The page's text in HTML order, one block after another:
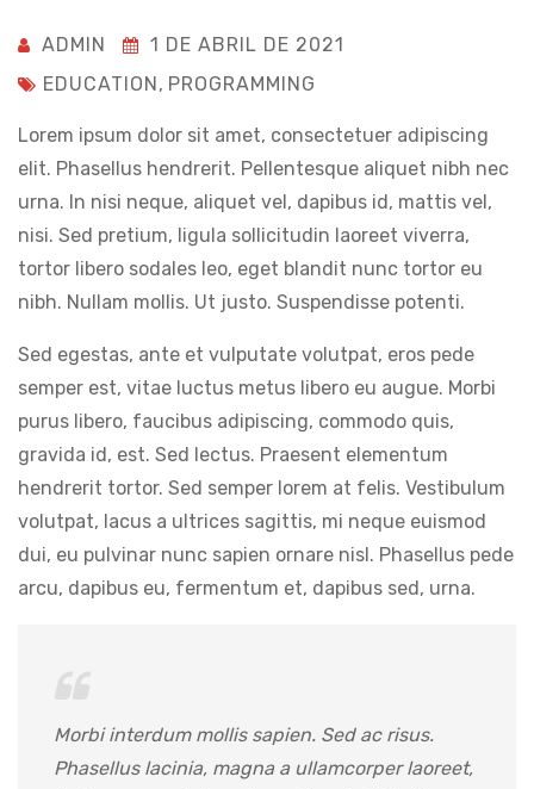
ADMIN
1 DE ABRIL DE 2021
EDUCATION, PROGRAMMING
Lorem ipsum dolor sit amet, consectetuer adipiscing
elit. Phasellus hendrerit. Pellentesque aliquet nibh nec
urna. In nisi neque, aliquet vel, dapibus id, mattis vel,
nisi. Sed pretium, ligula sollicitudin laoreet viverra,
tortor libero sodales leo, eget blandit nunc tortor eu
nibh. Nullam mollis. Ut justo. Suspendisse potenti.
Sed egestas, ante et vulputate volutpat, eros pede
semper est, vitae luctus metus libero eu augue. Morbi
purus libero, faucibus adipiscing, commodo quis,
gravida id, est. Sed lectus. Praesent elementum
hendrerit tortor. Sed semper lorem at felis. Vestibulum
volutpat, lacus a ultrices sagittis, mi neque euismod
dui, eu pulvinar nunc sapien ornare nisl. Phasellus pede
arcu, dapibus eu, fermentum et, dapibus sed, urna.
Morbi interdum mollis sapien. Sed ac risus.
Phasellus lacinia, magna a ullamcorper laoreet,